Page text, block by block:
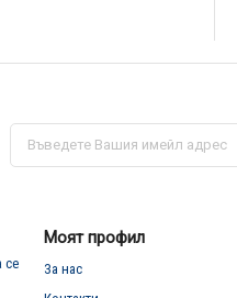
Абонирай
за
се
Моят профил
За нас